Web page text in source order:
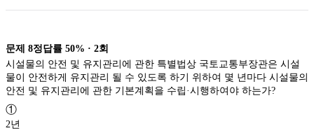
문제 8정답률 50% · 2회
시설물의 안전 및 유지관리에 관한 특별법상 국토교통부장관은 시설
물이 안전하게 유지관리 될 수 있도록 하기 위하여 몇 년마다 시설물의
안전 및 유지관리에 관한 기본계획을 수립·시행하여야 하는가?
①
2년